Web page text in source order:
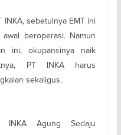
INKA, sebetulnya EMT ini
beroperasi. Namun
ini, okupansinya naik
PT INKA harus
sekaligus.
INKA Agung Sedaju